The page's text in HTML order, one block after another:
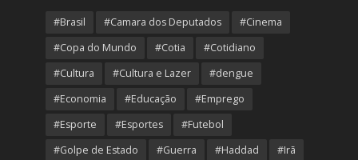
#Brasil #Camara dos Deputados
#Cinema
#Copa do Mundo
#Cotia
#Cotidiano
#Cultura
#Cultura e Lazer
#dengue
#Economia
#Educação
#Emprego
#Esporte
#Esportes
#Futebol
#Golpe de Estado
#Guerra #Haddad
#Irã